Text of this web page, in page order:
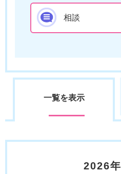
相談
一覧を表示
2026年